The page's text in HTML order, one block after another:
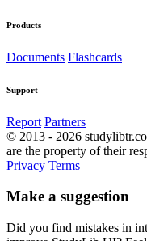
Products
Documents Flashcards
Support
Report Partners
© 2013 - 2026
are the property of their
Privacy Terms
Make a suggestion
Did you find mistakes in